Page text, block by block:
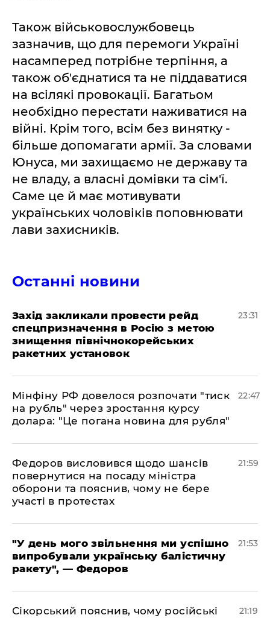
Також військовослужбовець
зазначив, що для перемоги Україні
насамперед потрібне терпіння, а
також об'єднатися та не піддаватися
на всілякі провокації. Багатьом
необхідно перестати наживатися на
війні. Крім того, всім без винятку -
більше допомагати армії. За словами
Юнуса, ми захищаємо не державу та
не владу, а власні домівки та сім'ї.
Саме це й має мотивувати
українських чоловіків поповнювати
лави захисників.
Останні новини
​Захід закликали провести рейд
спецпризначення в Росію з метою
знищення північнокорейських
ракетних установок
23:31
​Мінфіну РФ довелося розпочати "тиск
на рубль" через зростання курсу
долара: "Це погана новина для рубля"
22:47
​Федоров висловився щодо шансів
повернутися на посаду міністра
оборони та пояснив, чому не бере
участі в протестах
21:59
​"У день мого звільнення ми успішно
випробували українську балістичну
ракету", — Федоров
21:53
​Сікорський пояснив, чому російські
21:19